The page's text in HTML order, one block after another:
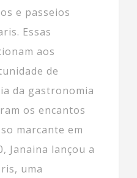
e passeios
Essas
aos
de
da gastronomia
os encantos
marcante em
Janaina lançou a
uma